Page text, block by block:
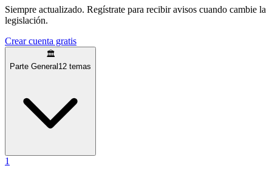
Siempre actualizado. Regístrate para recibir avisos cuando cambie la
legislación.
Crear cuenta gratis
🏛️
Parte General12 temas
1